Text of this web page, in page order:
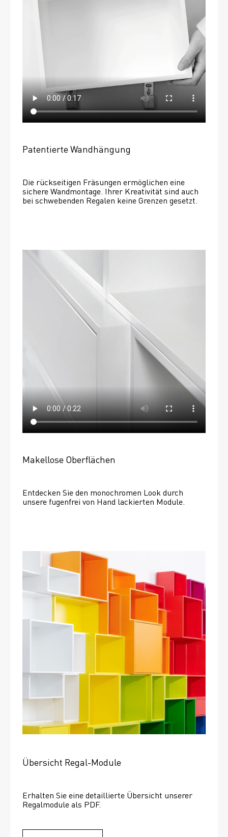
Patentierte Wandhängung
Die rückseitigen Fräsungen ermöglichen eine
sichere Wandmontage. Ihrer Kreativität sind auch
bei schwebenden Regalen keine Grenzen gesetzt.
Makellose Oberflächen
Entdecken Sie den monochromen Look durch
unsere fugenfrei von Hand lackierten Module.
Übersicht Regal-Module
Erhalten Sie eine detaillierte Übersicht unserer
Regalmodule als PDF.